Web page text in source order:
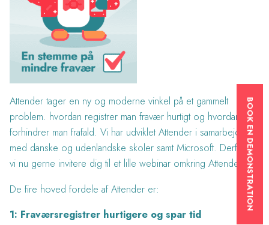
Attender tager en ny og moderne vinkel på et gammelt
problem. hvordan registrer man fravær hurtigt og hvordan
forhindrer man frafald. Vi har udviklet Attender i samarbejde
med danske og udenlandske skoler samt Microsoft. Derfor vil
vi nu gerne invitere dig til et lille webinar omkring Attender.
De fire hoved fordele af Attender er:
1: Fraværsregistrer hurtigere og spar tid
BOOK EN DEMONSTRATION